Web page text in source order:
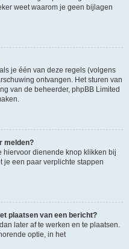
weet waarom je geen bijlagen
je één van deze regels (volgens
ontvangen. Het sturen van
van de beheerder, phpBB Limited
melden?
hiervoor dienende knop klikken bij
je een paar verplichte stappen
plaatsen van een bericht?
later af te werken en te plaatsen.
optie, in het